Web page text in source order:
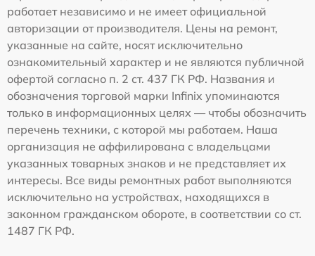
работает независимо и не имеет официальной
авторизации от производителя. Цены на ремонт,
указанные на сайте, носят исключительно
ознакомительный характер и не являются публичной
офертой согласно п. 2 ст. 437 ГК РФ. Названия и
обозначения торговой марки Infinix упоминаются
только в информационных целях — чтобы обозначить
перечень техники, с которой мы работаем. Наша
организация не аффилирована с владельцами
указанных товарных знаков и не представляет их
интересы. Все виды ремонтных работ выполняются
исключительно на устройствах, находящихся в
законном гражданском обороте, в соответствии со ст.
1487 ГК РФ.